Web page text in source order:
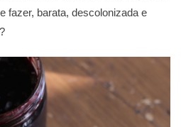
fazer, barata, descolonizada e